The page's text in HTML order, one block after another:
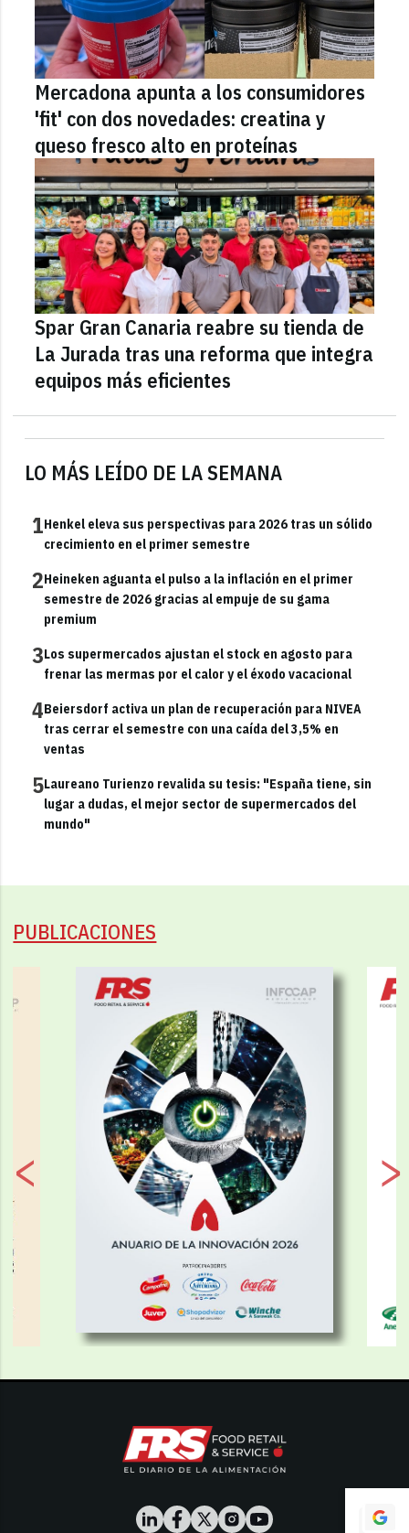
LO MÁS LEÍDO DE LA SEMANA
1Henkel eleva sus perspectivas para 2026 tras un sólido
crecimiento en el primer semestre
2Heineken aguanta el pulso a la inflación en el primer
semestre de 2026 gracias al empuje de su gama
premium
3Los supermercados ajustan el stock en agosto para
frenar las mermas por el calor y el éxodo vacacional
4Beiersdorf activa un plan de recuperación para NIVEA
tras cerrar el semestre con una caída del 3,5% en
ventas
5Laureano Turienzo revalida su tesis: "España tiene, sin
lugar a dudas, el mejor sector de supermercados del
mundo"
Mercadona apunta a los consumidores
'fit' con dos novedades: creatina y
queso fresco alto en proteínas
Spar Gran Canaria reabre su tienda de
La Jurada tras una reforma que integra
equipos más eficientes
PUBLICACIONES